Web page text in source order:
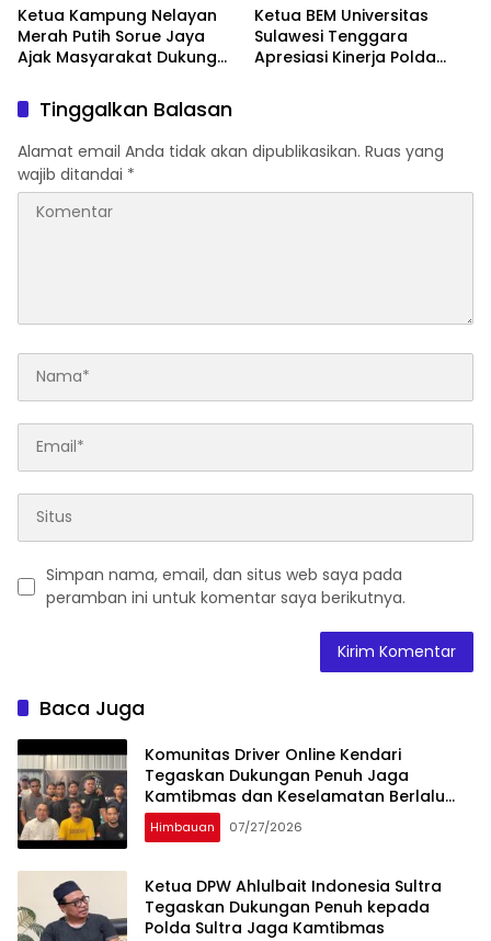
Ketua Kampung Nelayan
Merah Putih Sorue Jaya
Ajak Masyarakat Dukung
Jaga Kelestarian Laut
Ketua BEM Universitas
Sulawesi Tenggara
Apresiasi Kinerja Polda
Tinggalkan Balasan
Alamat email Anda tidak akan dipublikasikan. Ruas yang
wajib ditandai *
Simpan nama, email, dan situs web saya pada
peramban ini untuk komentar saya berikutnya.
Baca Juga
Komunitas Driver Online Kendari
Tegaskan Dukungan Penuh Jaga
Kamtibmas dan Keselamatan Berlalu
Lintas
Himbauan 07/27/2026
Ketua DPW Ahlulbait Indonesia Sultra
Tegaskan Dukungan Penuh kepada
Polda Sultra Jaga Kamtibmas